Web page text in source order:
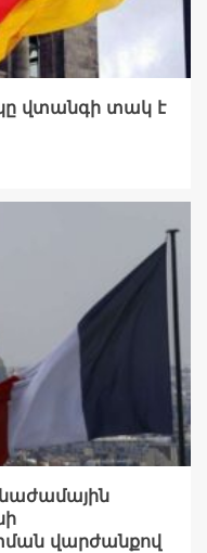
վտանգի տակ է
վարժանքով